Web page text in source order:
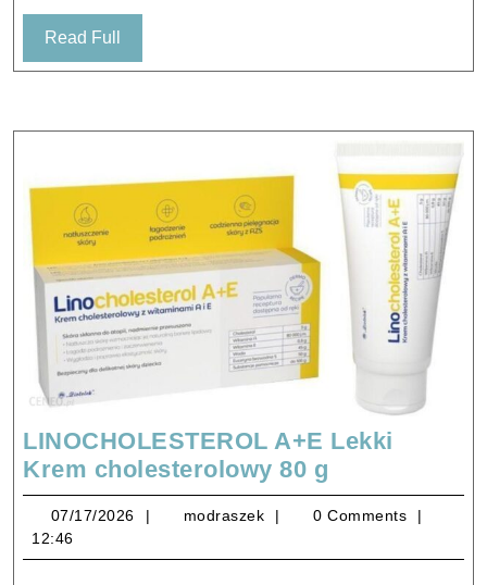
Read Full
Full
LINOCHOLESTEROL A+E Lekki
Krem cholesterolowy 80 g
A+E
Lekki
Krem
07/17/2026 07/17/2026
modraszek modraszek
0 Comments
12:46